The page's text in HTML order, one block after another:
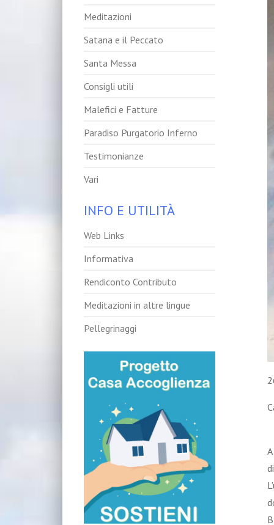
Meditazioni
Satana e il Peccato
Santa Messa
Consigli utili
Malefici e Fatture
Paradiso Purgatorio Inferno
Testimonianze
Vari
INFO E UTILITÀ
Web Links
Informativa
Rendiconto Contributo
Meditazioni in altre lingue
Pellegrinaggi